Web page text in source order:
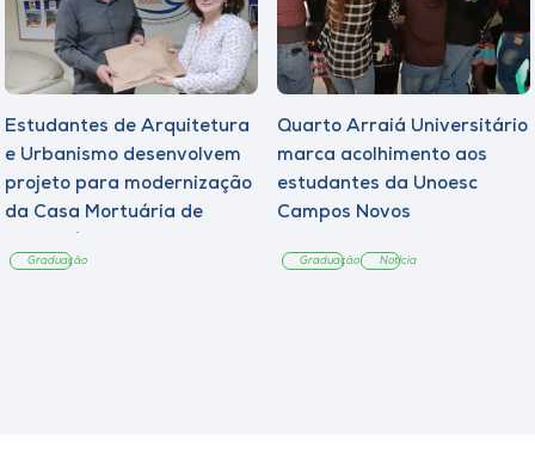
Estudantes de Arquitetura
e Urbanismo desenvolvem
projeto para modernização
da Casa Mortuária de
Graduação
Quarto Arraiá Universitário
marca acolhimento aos
estudantes da Unoesc
Campos Novos
Graduação Notícia